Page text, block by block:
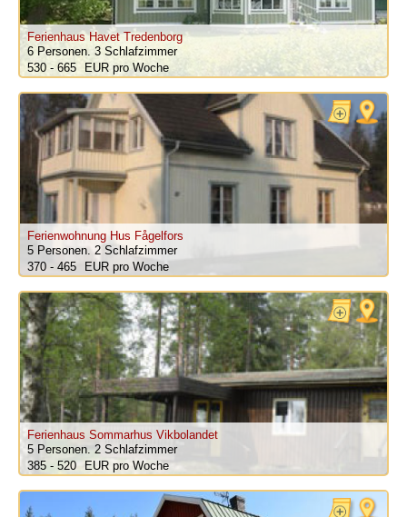
Ferienhaus Havet Tredenborg
6 Personen. 3 Schlafzimmer
530 - 665
pro Woche
Ferienwohnung Hus Fågelfors
5 Personen. 2 Schlafzimmer
370 - 465
pro Woche
Ferienhaus Sommarhus Vikbolandet
5 Personen. 2 Schlafzimmer
385 - 520
pro Woche